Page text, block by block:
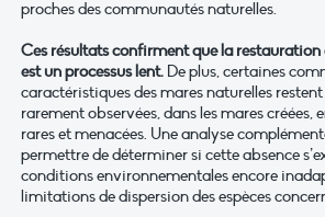
proches des communautés naturelles.
Ces résultats confirment que la restauration
est un processus lent. De plus, certaines
caractéristiques des mares naturelles
rarement observées, dans les mares créées,
rares et menacées. Une analyse
permettre de déterminer si cette absence
conditions environnementales encore
limitations de dispersion des espèces